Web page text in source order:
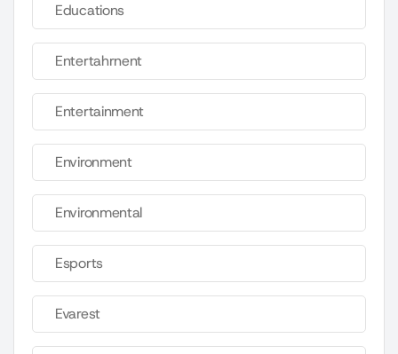
Educations
Entertahrnent
Entertainment
Environment
Environmental
Esports
Evarest